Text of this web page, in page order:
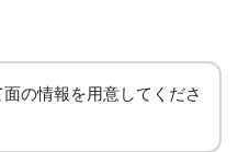
の情報を用意してくださ